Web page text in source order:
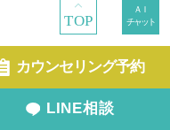
TOP
カウンセリング予約
LINE相談